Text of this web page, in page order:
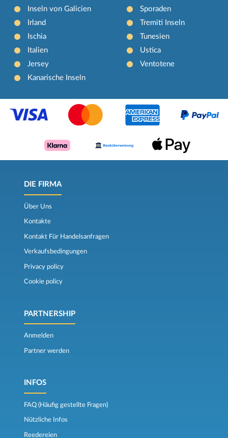
Inseln von Galicien
Irland
Ischia
Italien
Jersey
Kanarische Inseln
Sporaden
Tremiti Inseln
Tunesien
Ustica
Ventotene
DIE FIRMA
Über Uns
Kontakte
Kontakt Für Handelsanfragen
Verkaufsbedingungen
Privacy policy
Cookie policy
PARTNERSHIP
Anmelden
Partner werden
INFOS
FAQ (Häufig gestellte Fragen)
Nützliche Infos
Reedereien